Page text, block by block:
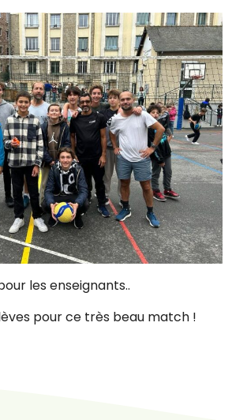
les enseignants..
pour ce très beau match !